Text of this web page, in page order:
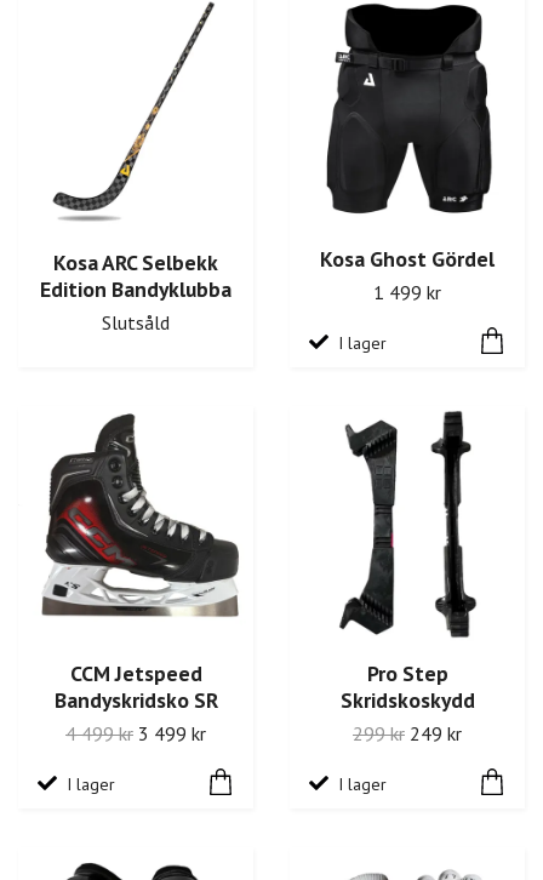
Kosa ARC Selbekk
Edition Bandyklubba
Slutsåld
Kosa Ghost Gördel
1 499 kr
I lager
CCM Jetspeed
Bandyskridsko SR
4 499 kr 3 499 kr
I lager
Pro Step
Skridskoskydd
299 kr 249 kr
I lager